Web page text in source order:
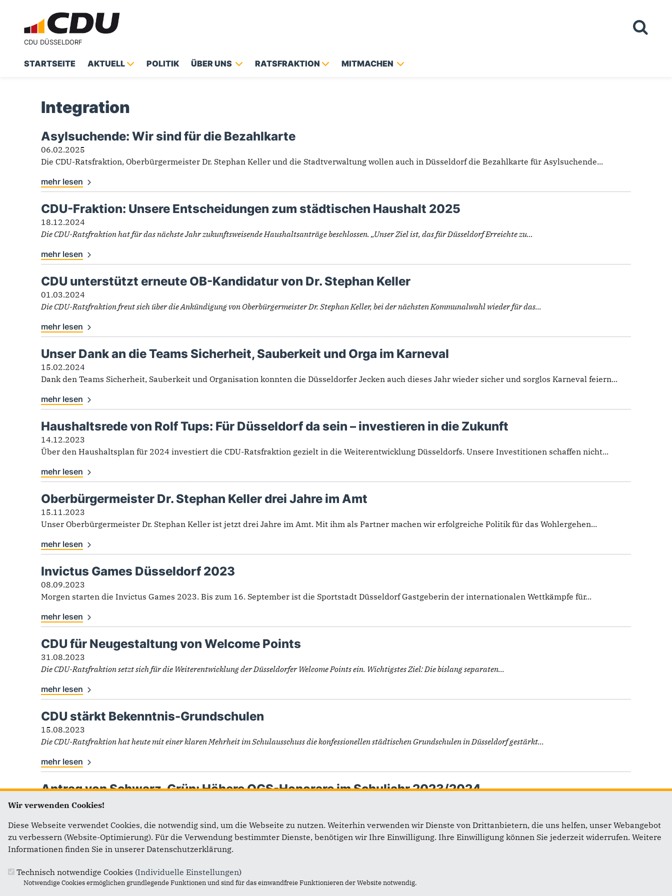
CDU DÜSSELDORF
STARTSEITE AKTUELL POLITIK ÜBER UNS RATSFRAKTION MITMACHEN
Integration
Integration
Asylsuchende: Wir sind für die Bezahlkarte
06.02.2025
Die CDU-Ratsfraktion, Oberbürgermeister Dr. Stephan Keller und die Stadtverwaltung wollen auch in Düsseldorf die Bezahlkarte für Asylsuchende...
mehr lesen
CDU-Fraktion: Unsere Entscheidungen zum städtischen Haushalt 2025
18.12.2024
Die CDU-Ratsfraktion hat für das nächste Jahr zukunftsweisende Haushaltsanträge beschlossen. „Unser Ziel ist, das für Düsseldorf Erreichte zu...
mehr lesen
CDU unterstützt erneute OB-Kandidatur von Dr. Stephan Keller
01.03.2024
Die CDU-Ratsfraktion freut sich über die Ankündigung von Oberbürgermeister Dr. Stephan Keller, bei der nächsten Kommunalwahl wieder für das...
mehr lesen
Unser Dank an die Teams Sicherheit, Sauberkeit und Orga im Karneval
15.02.2024
Dank den Teams Sicherheit, Sauberkeit und Organisation konnten die Düsseldorfer Jecken auch dieses Jahr wieder sicher und sorglos Karneval feiern...
mehr lesen
Haushaltsrede von Rolf Tups: Für Düsseldorf da sein – investieren in die Zukunft
14.12.2023
Über den Haushaltsplan für 2024 investiert die CDU-Ratsfraktion gezielt in die Weiterentwicklung Düsseldorfs. Unsere Investitionen schaffen nicht...
mehr lesen
Oberbürgermeister Dr. Stephan Keller drei Jahre im Amt
15.11.2023
Unser Oberbürgermeister Dr. Stephan Keller ist jetzt drei Jahre im Amt. Mit ihm als Partner machen wir erfolgreiche Politik für das Wohlergehen...
mehr lesen
Invictus Games Düsseldorf 2023
08.09.2023
Morgen starten die Invictus Games 2023. Bis zum 16. September ist die Sportstadt Düsseldorf Gastgeberin der internationalen Wettkämpfe für...
mehr lesen
CDU für Neugestaltung von Welcome Points
31.08.2023
Die CDU-Ratsfraktion setzt sich für die Weiterentwicklung der Düsseldorfer Welcome Points ein. Wichtigstes Ziel: Die bislang separaten...
mehr lesen
CDU stärkt Bekenntnis-Grundschulen
15.08.2023
Die CDU-Ratsfraktion hat heute mit einer klaren Mehrheit im Schulausschuss die konfessionellen städtischen Grundschulen in Düsseldorf gestärkt...
mehr lesen
Antrag von Schwarz-Grün: Höhere OGS-Honorare im Schuljahr 2023/2024
16.06.2023
mehr lesen
Seiten
Wir verwenden Cookies!
Diese Webseite verwendet Cookies, die notwendig sind, um die Webseite zu nutzen. Weiterhin verwenden wir Dienste von Drittanbietern, die uns helfen, unser Webangebot
zu verbessern (Website-Optimierung). Für die Verwendung bestimmter Dienste, benötigen wir Ihre Einwilligung. Ihre Einwilligung können Sie jederzeit widerrufen. Weitere
Informationen finden Sie in unserer Datenschutzerklärung.
Technisch notwendige Cookies (Individuelle Einstellungen)
Notwendige Cookies ermöglichen grundlegende Funktionen und sind für das einwandfreie Funktionieren der Website notwendig.